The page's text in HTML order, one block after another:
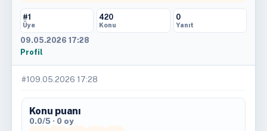
#1
Üye
420
Konu
0
Yanıt
09.05.2026 17:28
Profil
#1 09.05.2026 17:28
Konu puanı
0.0/5 · 0 oy